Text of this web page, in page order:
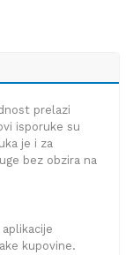
prelazi
isporuke su
je i za
bez obzira na
kupovine.